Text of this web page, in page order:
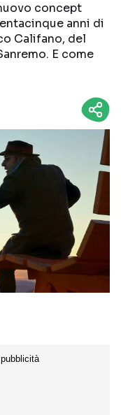
concept
anni di
Califano, del
E come